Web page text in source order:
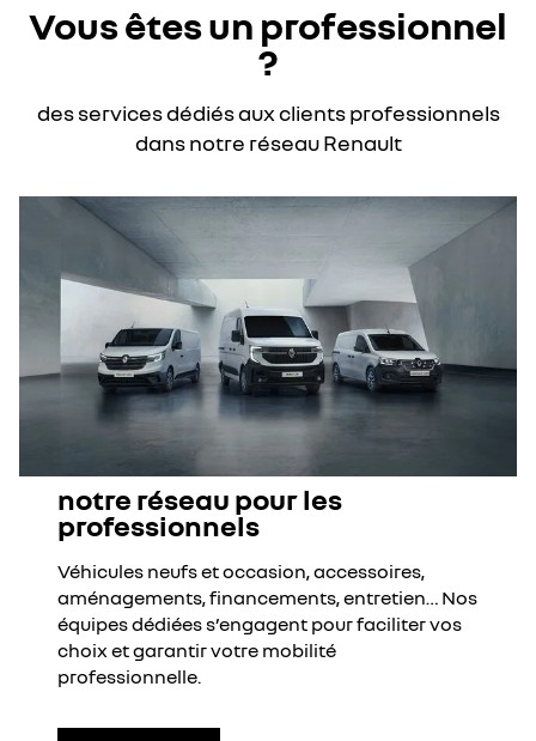
Vous êtes un professionnel
?
des services dédiés aux clients professionnels
dans notre réseau Renault
notre réseau pour les
professionnels
Véhicules neufs et occasion, accessoires,
aménagements, financements, entretien… Nos
équipes dédiées s’engagent pour faciliter vos
choix et garantir votre mobilité
professionnelle.